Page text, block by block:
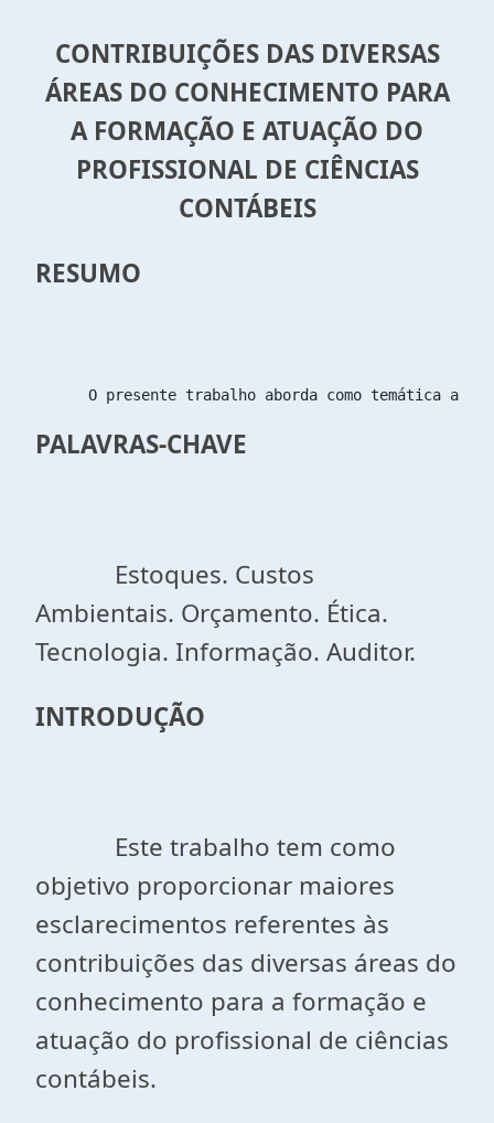
CONTRIBUIÇÕES DAS DIVERSAS
ÁREAS DO CONHECIMENTO PARA
A FORMAÇÃO E ATUAÇÃO DO
PROFISSIONAL DE CIÊNCIAS
CONTÁBEIS
RESUMO
O presente trabalho aborda como temática as
PALAVRAS-CHAVE
Estoques. Custos
Ambientais. Orçamento. Ética.
Tecnologia. Informação. Auditor.
INTRODUÇÃO
Este trabalho tem como
objetivo proporcionar maiores
esclarecimentos referentes às
contribuições das diversas áreas do
conhecimento para a formação e
atuação do profissional de ciências
contábeis.